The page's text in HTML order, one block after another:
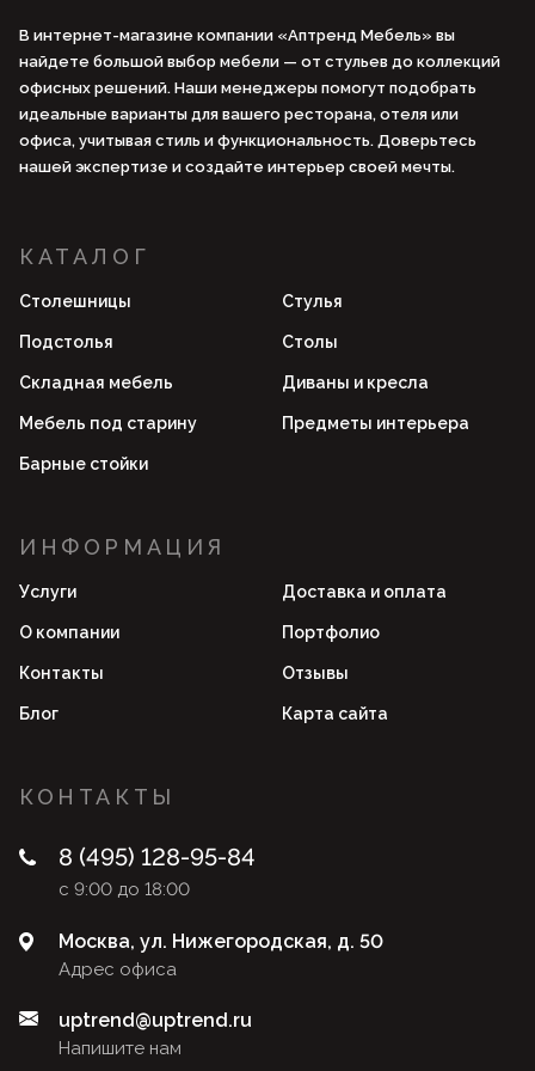
В интернет-магазине компании «Аптренд Мебель» вы
найдете большой выбор мебели — от стульев до коллекций
офисных решений. Наши менеджеры помогут подобрать
идеальные варианты для вашего ресторана, отеля или
офиса, учитывая стиль и функциональность. Доверьтесь
нашей экспертизе и создайте интерьер своей мечты.
КАТАЛОГ
Столешницы Стулья
Подстолья Столы
Складная мебель Диваны и кресла
Мебель под старину Предметы интерьера
Барные стойки
ИНФОРМАЦИЯ
Услуги Доставка и оплата
О компании Портфолио
Контакты Отзывы
Блог Карта сайта
КОНТАКТЫ
8 (495) 128-95-84
с 9:00 до 18:00
Адрес офиса
Москва, ул. Нижегородская, д. 50
Напишите нам
uptrend@uptrend.ru